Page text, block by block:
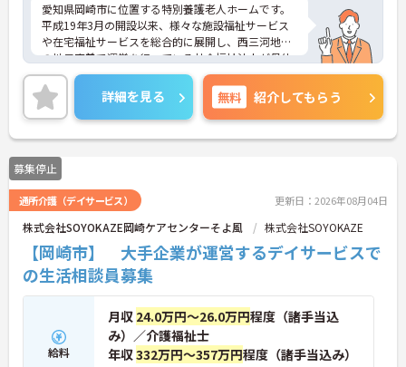
愛知県岡崎市に位置する特別養護老人ホームです。
平成19年3月の開設以来、様々な施設福祉サービス
や在宅福祉サービスを総合的に展開し、西三河地区
の地元密着で運営を行っている社会福祉法人が母体
となっています。
日曜固定休、希望休3日取得可、日勤のみなので、
プライベートとメリハリをつけて働きたい方にはお
ススメです◎
また、リゾートホテル・スポーツクラブ・ゴルフ練
習場優待利用などユニークな福利厚生もありますの
で、リフレッシュしながら元気に働きたいという
方、是非ご応募ください！
興味のある方はお気軽にお問い合わせください。
詳細を見る 無料 紹介してもらう
募集停止
通所介護（デイサービス） 更新日：2026年08月04日
株式会社SOYOKAZE岡崎ケアセンターそよ風 株式会社SOYOKAZE
【岡崎市】 大手企業が運営するデイサービスで
の生活相談員募集
給料
月収 24.0万円～26.0万円程度（諸手当込
み）／介護福祉士
年収332万円～357万円程度（諸手当込み）